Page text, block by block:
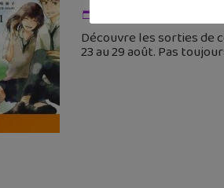
Découvre les sorties de
23 au 29 août. Pas